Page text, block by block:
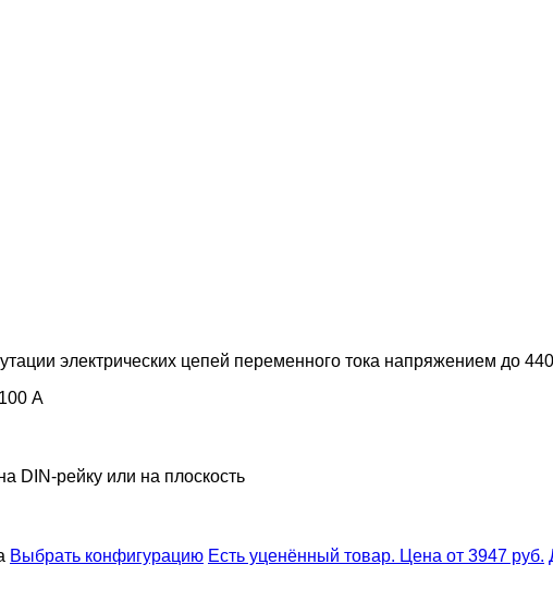
электрических цепей переменного тока напряжением до
А
DIN-рейку или на плоскость
Выбрать конфигурацию Есть уценённый товар. Цена от 3947 руб.